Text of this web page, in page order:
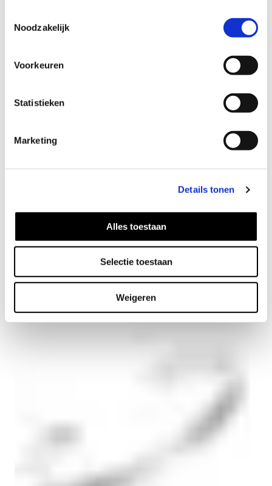
Noodzakelijk
Voorkeuren
Statistieken
Marketing
Details tonen
Alles toestaan
Selectie toestaan
Weigeren
Box Chain Halskette